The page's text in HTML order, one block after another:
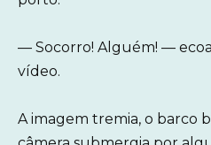
— Socorro! Alguém! —
vídeo.
A imagem tremia, o barco